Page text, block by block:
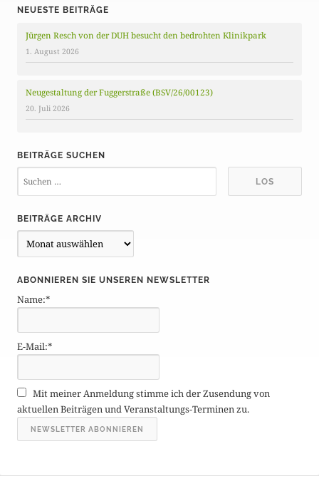
NEUESTE BEITRÄGE
Jürgen Resch von der DUH besucht den bedrohten Klinikpark
1. August 2026
Neugestaltung der Fuggerstraße (BSV/26/00123)
20. Juli 2026
BEITRÄGE SUCHEN
BEITRÄGE ARCHIV
e
t
r
g
e
r
c
h
v
ABONNIEREN SIE UNSEREN NEWSLETTER
Name:*
E-Mail:*
Mit meiner Anmeldung stimme ich der Zusendung von
aktuellen Beiträgen und Veranstaltungs-Terminen zu.